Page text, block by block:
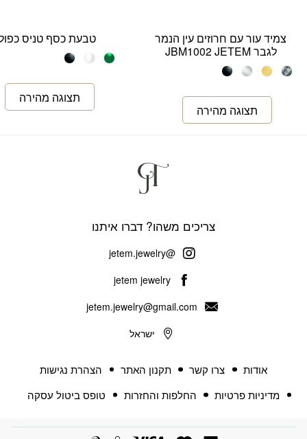
צמיד עור עם חרוזים עין הנמר
לגבר JBM1002 JETEM
טבעת כסף טניס
אודות צרו קשר תקנון האתר
הצהרת נגישות
מדיניות פרטיות
החלפות והחזרות טופס ביטול עסקה
צריכים משהו? דברו איתנו
@jetem.jewelry
jetem jewelry
jetem.jewelry@gmail.com
ישראל